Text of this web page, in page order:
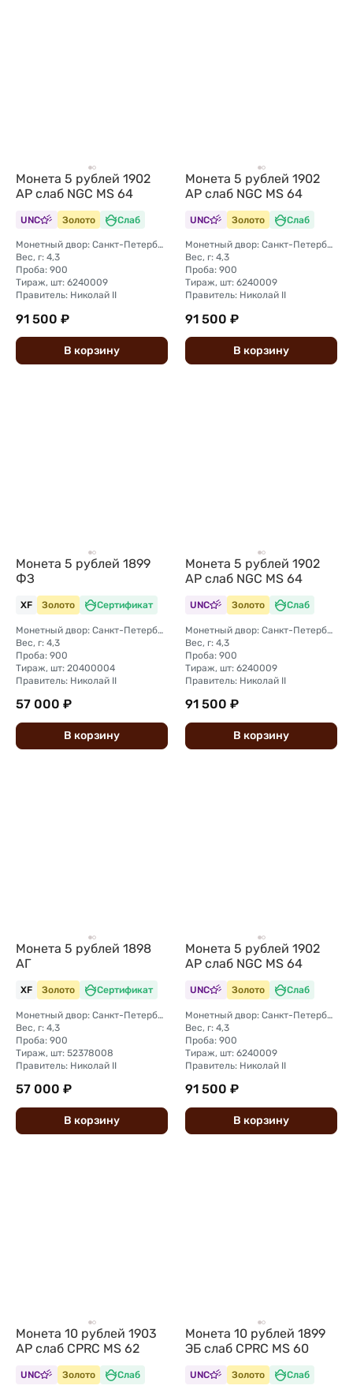
Монета 5 рублей 1902
АР слаб NGC MS 64
UNC Золото Слаб
Монетный двор: Санкт-Петербургский монетный двор
Вес, г: 4,3
Проба: 900
Тираж, шт: 6240009
Правитель: Николай II
91 500 ₽
В корзину
Монета 5 рублей 1902
АР слаб NGC MS 64
UNC Золото Слаб
Монетный двор: Санкт-Петербургский монетный двор
Вес, г: 4,3
Проба: 900
Тираж, шт: 6240009
Правитель: Николай II
91 500 ₽
В корзину
Монета 5 рублей 1899
ФЗ
XF Золото Сертификат
Монетный двор: Санкт-Петербургский монетный двор
Вес, г: 4,3
Проба: 900
Тираж, шт: 20400004
Правитель: Николай II
57 000 ₽
В корзину
Монета 5 рублей 1902
АР слаб NGC MS 64
UNC Золото Слаб
Монетный двор: Санкт-Петербургский монетный двор
Вес, г: 4,3
Проба: 900
Тираж, шт: 6240009
Правитель: Николай II
91 500 ₽
В корзину
Монета 5 рублей 1898
АГ
XF Золото Сертификат
Монетный двор: Санкт-Петербургский монетный двор
Вес, г: 4,3
Проба: 900
Тираж, шт: 52378008
Правитель: Николай II
57 000 ₽
В корзину
Монета 5 рублей 1902
АР слаб NGC MS 64
UNC Золото Слаб
Монетный двор: Санкт-Петербургский монетный двор
Вес, г: 4,3
Проба: 900
Тираж, шт: 6240009
Правитель: Николай II
91 500 ₽
В корзину
Монета 10 рублей 1903
АР слаб CPRC MS 62
UNC Золото Слаб
Монета 10 рублей 1899
ЭБ слаб CPRC MS 60
UNC Золото Слаб